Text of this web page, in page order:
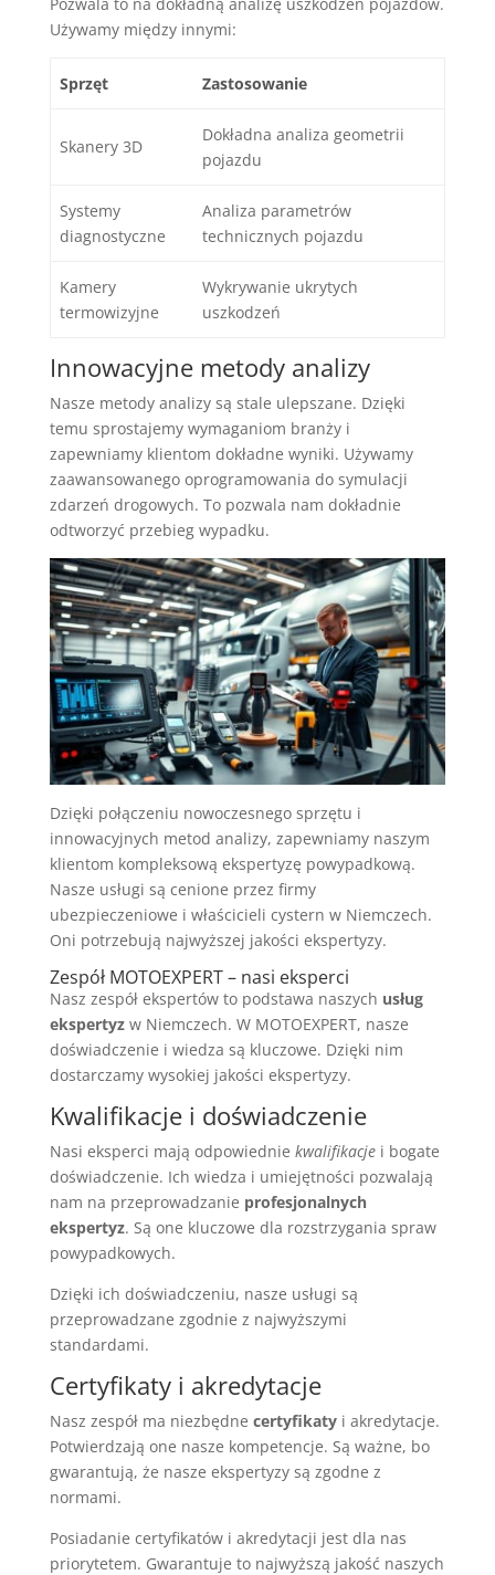
Pozwala to na dokładną analizę uszkodzeń pojazdów.
Używamy między innymi:
Sprzęt Zastosowanie
Skanery 3D
Dokładna analiza geometrii
pojazdu
Systemy
diagnostyczne
Analiza parametrów
technicznych pojazdu
Kamery
termowizyjne
Wykrywanie ukrytych
uszkodzeń
Innowacyjne metody analizy
Nasze metody analizy są stale ulepszane. Dzięki
temu sprostajemy wymaganiom branży i
zapewniamy klientom dokładne wyniki. Używamy
zaawansowanego oprogramowania do symulacji
zdarzeń drogowych. To pozwala nam dokładnie
odtworzyć przebieg wypadku.
Dzięki połączeniu nowoczesnego sprzętu i
innowacyjnych metod analizy, zapewniamy naszym
klientom kompleksową ekspertyzę powypadkową.
Nasze usługi są cenione przez firmy
ubezpieczeniowe i właścicieli cystern w Niemczech.
Oni potrzebują najwyższej jakości ekspertyzy.
Zespół MOTOEXPERT – nasi eksperci
Nasz zespół ekspertów to podstawa naszych usług
ekspertyzw Niemczech. W MOTOEXPERT, nasze
doświadczenie i wiedza są kluczowe. Dzięki nim
dostarczamy wysokiej jakości ekspertyzy.
Kwalifikacje i doświadczenie
Nasi eksperci mają odpowiednie kwalifikacjei bogate
doświadczenie. Ich wiedza i umiejętności pozwalają
nam na przeprowadzanie profesjonalnych
ekspertyz. Są one kluczowe dla rozstrzygania spraw
powypadkowych.
Dzięki ich doświadczeniu, nasze usługi są
przeprowadzane zgodnie z najwyższymi
standardami.
Certyfikaty i akredytacje
Nasz zespół ma niezbędne certyfikatyi akredytacje.
Potwierdzają one nasze kompetencje. Są ważne, bo
gwarantują, że nasze ekspertyzy są zgodne z
normami.
Posiadanie certyfikatów i akredytacji jest dla nas
priorytetem. Gwarantuje to najwyższą jakość naszych